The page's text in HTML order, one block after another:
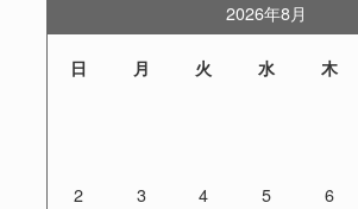
2026年8月
日 月 火 水 木
2 3 4 5 6